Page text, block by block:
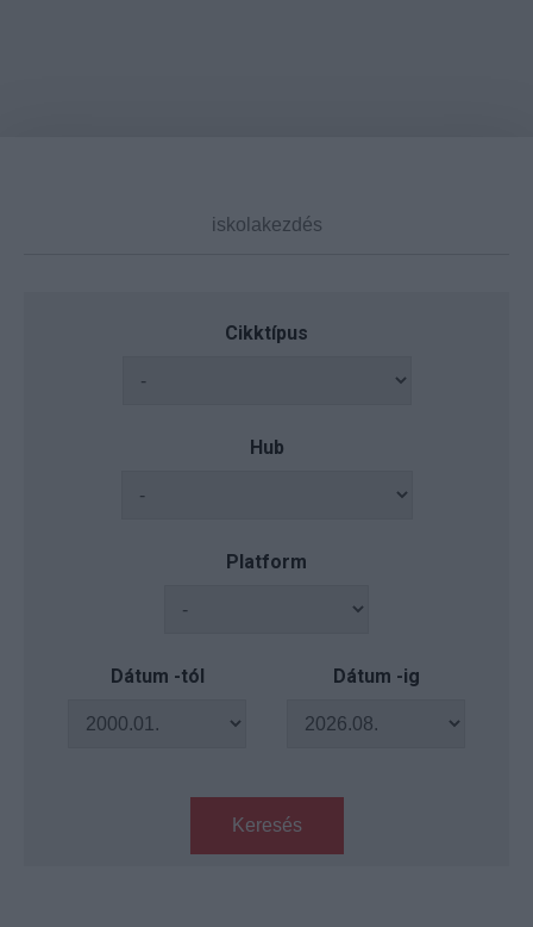
Cikktípus
Hub
Platform
Dátum -tól Dátum -ig
Keresés